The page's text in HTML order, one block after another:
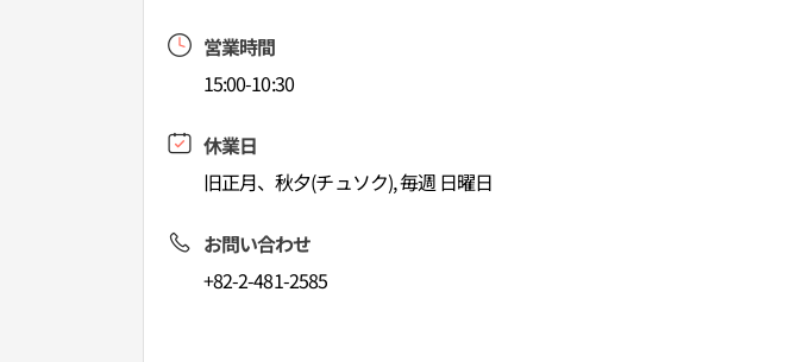
営業時間
15:00-10:30
休業日
旧正月、秋夕(チュソク), 毎週 日曜日
お問い合わせ
+82-2-481-2585